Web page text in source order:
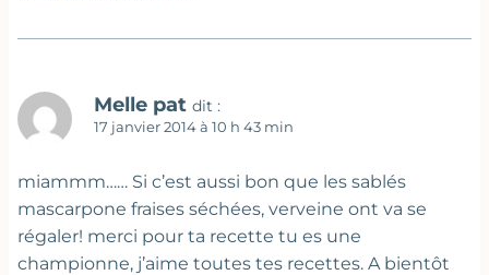
Melle pat dit :
17 janvier 2014 à 10 h 43 min
miammm…… Si c’est aussi bon que les sablés
mascarpone fraises séchées, verveine ont va se
régaler! merci pour ta recette tu es une
championne, j’aime toutes tes recettes. A bientôt